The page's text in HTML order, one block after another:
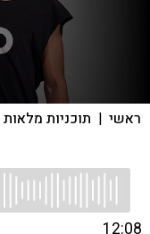
ראשי | תוכניות מלאות
12:08